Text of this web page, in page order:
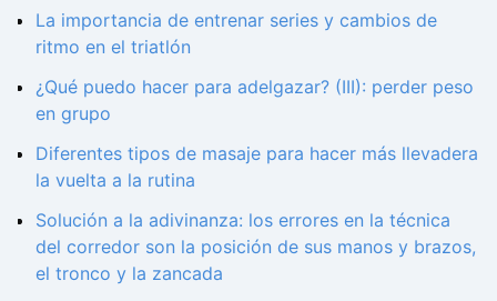
La importancia de entrenar series y cambios de
ritmo en el triatlón
¿Qué puedo hacer para adelgazar? (III): perder peso
en grupo
Diferentes tipos de masaje para hacer más llevadera
la vuelta a la rutina
Solución a la adivinanza: los errores en la técnica
del corredor son la posición de sus manos y brazos,
el tronco y la zancada